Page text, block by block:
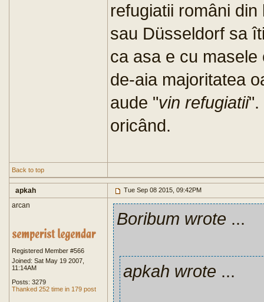
refugiatii români
sau Düsseldorf sa
ca asa e cu
de-aia majoritatea
aude "vin refugiatii".
oricând.
Back to top
apkah Tue Sep 08 2015, 09:42PM
arcan
Registered Member #566
Joined: Sat May 19 2007,
11:14AM
Posts: 3279
Thanked 252 time in 179 post
Boribum wrote ...
apkah wrote ...